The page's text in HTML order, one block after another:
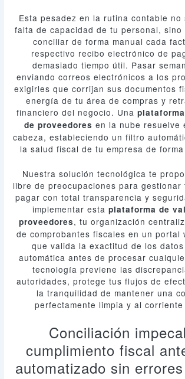
Esta pesadez en la rutina contable no
falta de capacidad de tu personal,
conciliar de forma manual cada
respectivo recibo electrónico de
demasiado tiempo útil. Pasar
enviando correos electrónicos a los
exigirles que corrijan sus documentos
energía de tu área de compras y
financiero del negocio. Una
de proveedores en la nube resuelve
cabeza, estableciendo un filtro
la salud fiscal de tu empresa de
Nuestra solución tecnológica te
libre de preocupaciones para gestionar
pagar con total transparencia y
implementar esta plataforma de
proveedores, tu organización
de comprobantes fiscales en un portal
que valida la exactitud de los
automática antes de procesar
tecnología previene las
autoridades, protege tus flujos de
la tranquilidad de mantener una
perfectamente limpia y al
Conciliación
cumplimiento fiscal
automatizado sin